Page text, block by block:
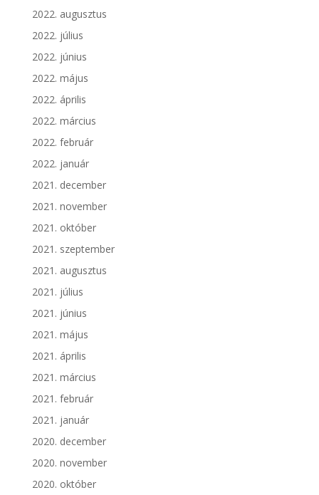
2022. augusztus
2022. július
2022. június
2022. május
2022. április
2022. március
2022. február
2022. január
2021. december
2021. november
2021. október
2021. szeptember
2021. augusztus
2021. július
2021. június
2021. május
2021. április
2021. március
2021. február
2021. január
2020. december
2020. november
2020. október